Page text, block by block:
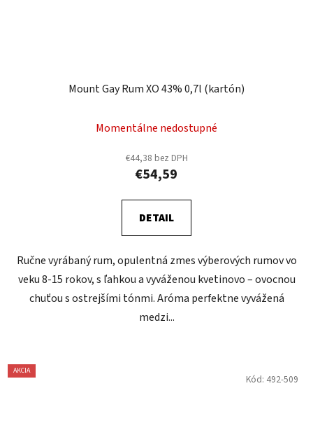
Mount Gay Rum XO 43% 0,7l (kartón)
Momentálne nedostupné
€44,38 bez DPH
€54,59
DETAIL
Ručne vyrábaný rum, opulentná zmes výberových rumov vo
veku 8-15 rokov, s ľahkou a vyváženou kvetinovo – ovocnou
chuťou s ostrejšími tónmi. Aróma perfektne vyvážená
medzi...
AKCIA
Kód: 492-509